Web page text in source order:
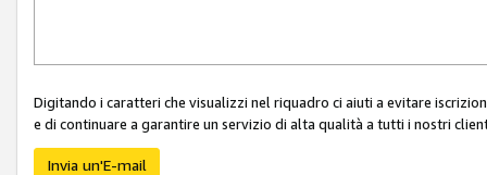
Digitando i caratteri che visualizzi nel riquadro ci aiuti a evitare
e di continuare a garantire un servizio di alta qualità a tutti i nostri
Invia un'E-mail